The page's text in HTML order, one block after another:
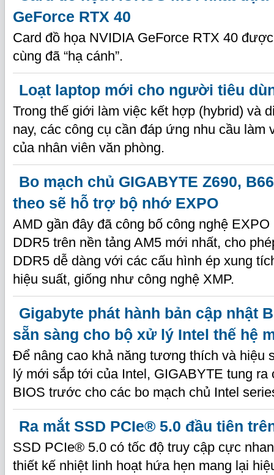
GeForce RTX 40
Card đồ họa NVIDIA GeForce RTX 40
cùng đã “hạ cánh”.
Loạt laptop mới cho người tiêu
Trong thế giới làm việc kết hợp (hybrid) và
nay, các công cụ cần đáp ứng nhu cầu làm
của nhân viên văn phòng.
Bo mạch chủ GIGABYTE Z690,
theo sẽ hỗ trợ bộ nhớ EXPO
AMD gần đây đã công bố công nghệ
DDR5 trên nền tảng AM5 mới nhất, cho
DDR5 dễ dàng với các cấu hình ép xung
hiệu suất, giống như công nghệ XMP.
Gigabyte phát hành bản cập nhật
sẵn sàng cho bộ xử lý Intel thế hệ
Để nâng cao khả năng tương thích và hiệu
lý mới sắp tới của Intel, GIGABYTE tung ra
BIOS trước cho các bo mạch chủ Intel
Ra mắt SSD PCIe® 5.0 đầu tiên
SSD PCIe® 5.0 có tốc độ truy cập cực
thiết kế nhiệt linh hoạt hứa hẹn mang lại